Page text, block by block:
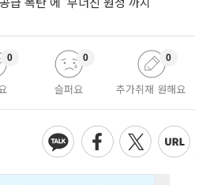
0
슬퍼요
0
추가취재 원해요
0